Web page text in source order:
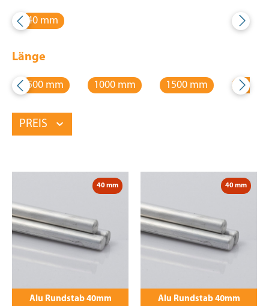
40 mm
Länge
500 mm 1000 mm 1500 mm 2000
PREIS
40 mm
Alu Rundstab 40mm
40 mm
Alu Rundstab 40mm